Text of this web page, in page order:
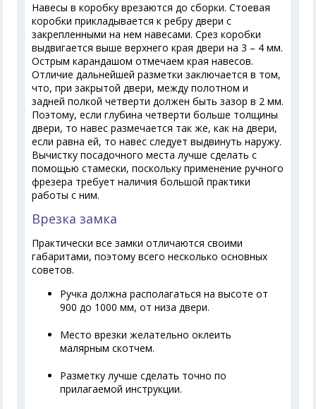
Навесы в коробку врезаются до сборки. Стоевая
коробки прикладывается к ребру двери с
закрепленными на нем навесами. Срез коробки
выдвигается выше верхнего края двери на 3 – 4 мм.
Острым карандашом отмечаем края навесов.
Отличие дальнейшей разметки заключается в том,
что, при закрытой двери, между полотном и
задней полкой четверти должен быть зазор в 2 мм.
Поэтому, если глубина четверти больше толщины
двери, то навес размечается так же, как на двери,
если равна ей, то навес следует выдвинуть наружу.
Вычистку посадочного места лучше сделать с
помощью стамески, поскольку применение ручного
фрезера требует наличия большой практики
работы с ним.
Врезка замка
Практически все замки отличаются своими
габаритами, поэтому всего несколько основных
советов.
Ручка должна располагаться на высоте от
900 до 1000 мм, от низа двери.
Место врезки желательно оклеить
малярным скотчем.
Разметку лучше сделать точно по
прилагаемой инструкции.